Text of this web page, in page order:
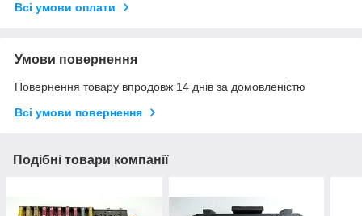
Всі умови оплати
Умови повернення
Повернення товару впродовж 14 днів за домовленістю
Всі умови повернення
Подібні товари компанії